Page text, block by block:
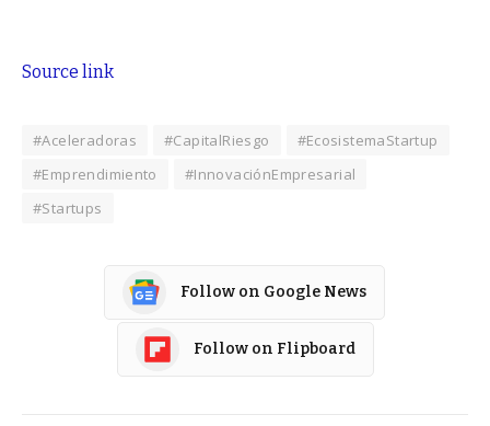
Source link
#Aceleradoras #CapitalRiesgo
#EcosistemaStartup
#Emprendimiento
#InnovaciónEmpresarial
#Startups
Follow on Google News
Follow on Flipboard